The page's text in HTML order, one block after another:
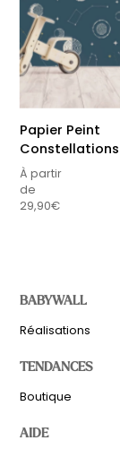
Papier Peint
Constellations
À partir
de
29,90€
BABYWALL
Réalisations
TENDANCES
Boutique
AIDE